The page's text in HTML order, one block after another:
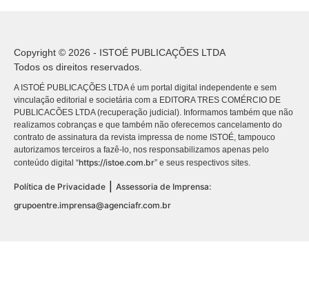
Copyright © 2026 - ISTOÉ PUBLICAÇÕES LTDA
Todos os direitos reservados.
A ISTOÉ PUBLICAÇÕES LTDA é um portal digital independente e sem
vinculação editorial e societária com a EDITORA TRES COMÉRCIO DE
PUBLICACÕES LTDA (recuperação judicial). Informamos também que não
realizamos cobranças e que também não oferecemos cancelamento do
contrato de assinatura da revista impressa de nome ISTOÉ, tampouco
autorizamos terceiros a fazê-lo, nos responsabilizamos apenas pelo
conteúdo digital “https://istoe.com.br” e seus respectivos sites.
Política de Privacidade
Assessoria de Imprensa:
grupoentre.imprensa@agenciafr.com.br